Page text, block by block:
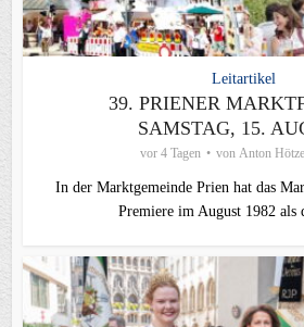
Leitartikel
39. PRIENER
SAMSTAG, 15.
vor 4 Tagen von Anton
In der Marktgemeinde Prien hat das
Premiere im August 1982 als